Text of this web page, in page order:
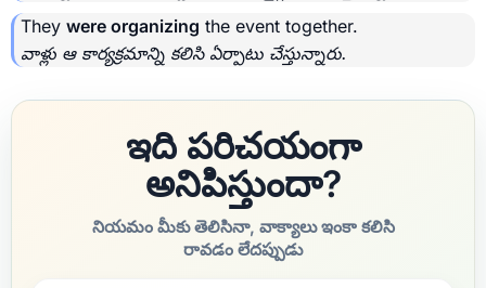
They were organizing the event together.
వాళ్లు ఆ కార్యక్రమాన్ని కలిసి ఏర్పాటు చేస్తున్నారు.
ఇది పరిచయంగా
అనిపిస్తుందా?
నియమం మీకు తెలిసినా, వాక్యాలు ఇంకా కలిసి
రావడం లేదప్పుడు